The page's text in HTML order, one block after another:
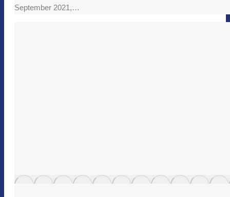
September 2021,…